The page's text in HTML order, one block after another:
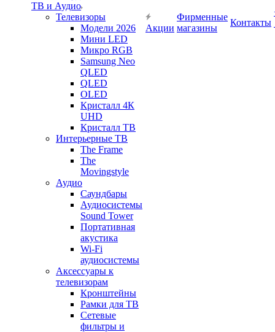
ТВ и Аудио
Телевизоры
Модели 2026
Мини LED
Микро RGB
Samsung Neo
QLED
QLED
OLED
Кристалл 4К
UHD
Кристалл ТВ
Интерьерные ТВ
The Frame
The
Movingstyle
Аудио
Саундбары
Аудиосистемы
Sound Tower
Портативная
акустика
Wi-Fi
аудиосистемы
Аксессуары к
телевизорам
Кронштейны
Рамки для ТВ
Сетевые
фильтры и
Акции
Фирменные
магазины
Контакты